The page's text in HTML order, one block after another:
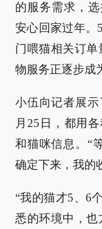
的服务需求，
安心回家过年。
门喂猫相关订单
物服务正逐步成
小伍向记者展
月25日，都用
和猫咪信息。“
确定下来，我的
“我的猫才5、6
悉的环境中，也